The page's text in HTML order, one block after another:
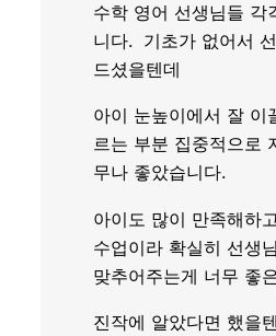
수학 영어 선생님들 각
니다. 기초가 없어서
드셨을텐데
아이 눈높이에서 잘
르는 부분 집중적으로
무나 좋았습니다.
아이도 많이 만족해하
수업이라 확실히 선생
맞추어주는게 너무 좋
진작에 알았다면 했을